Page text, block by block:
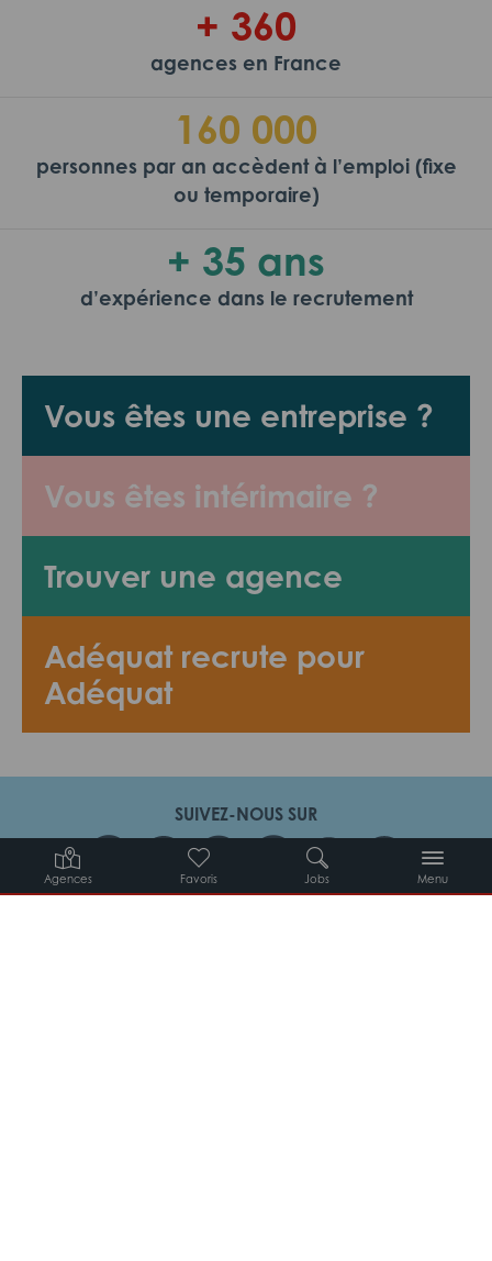
Agences Favoris Jobs Menu
Vous êtes une entreprise ?
Vous êtes intérimaire ?
Trouver une agence
Adéquat recrute pour
Adéquat
+ 360
agences en France
160 000
personnes par an accèdent à l’emploi (fixe
ou temporaire)
+ 35 ans
d’expérience dans le recrutement
SUIVEZ-NOUS SUR